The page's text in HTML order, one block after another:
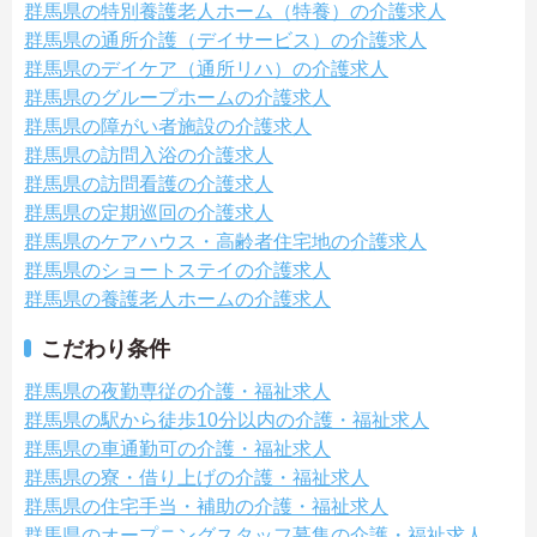
群馬県の特別養護老人ホーム（特養）の介護求人
群馬県の通所介護（デイサービス）の介護求人
群馬県のデイケア（通所リハ）の介護求人
群馬県のグループホームの介護求人
群馬県の障がい者施設の介護求人
群馬県の訪問入浴の介護求人
群馬県の訪問看護の介護求人
群馬県の定期巡回の介護求人
群馬県のケアハウス・高齢者住宅地の介護求人
群馬県のショートステイの介護求人
群馬県の養護老人ホームの介護求人
こだわり条件
群馬県の夜勤専従の介護・福祉求人
群馬県の駅から徒歩10分以内の介護・福祉求人
群馬県の車通勤可の介護・福祉求人
群馬県の寮・借り上げの介護・福祉求人
群馬県の住宅手当・補助の介護・福祉求人